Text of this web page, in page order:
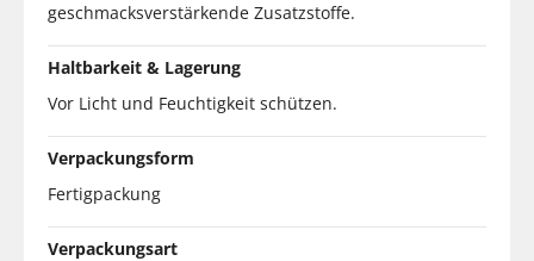
geschmacksverstärkende Zusatzstoffe.
Haltbarkeit & Lagerung
Vor Licht und Feuchtigkeit schützen.
Verpackungsform
Fertigpackung
Verpackungsart